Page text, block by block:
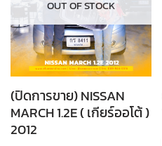
OUT OF STOCK
(ปิดการขาย) NISSAN
MARCH 1.2E ( เกียร์ออโต้ )
2012